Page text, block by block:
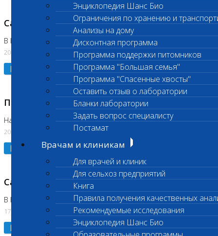
Энциклопедия Шанс Био
Ограничения по хранению и
Анализы на дому
Дисконтная программа
Программа поддержки питомников
Программа "Большая семья"
Программа "Спасенные хвосты"
Оставить отзыв о лаборатории
Бланки лаборатории
Задать вопрос специалисту
Постамат
Врачам и клиникам
Для врачей и клиник
Для сельхоз предприятий
Книга
Правила получения качественных
Рекомендуемые исследования
Энциклопедия Шанс Био
Санитарный день
В Коломне 20.07.2026
20.07.2026
Подробнее
Приостановлено выполнение исследования
На Нагорной
20.07.2026
Подробнее
Санитарный день
В Бутово
17.07.2026
Подробнее